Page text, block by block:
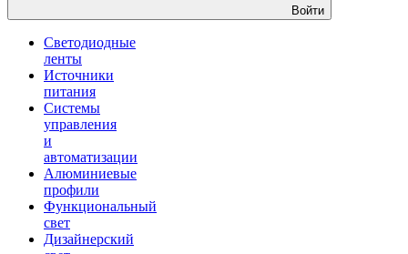
Войти
Светодиодные
ленты
Источники
питания
Системы
управления
и
автоматизации
Алюминиевые
профили
Функциональный
свет
Дизайнерский